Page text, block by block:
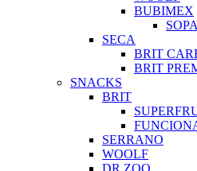
BUBIMEX
SECA
BRIT
BRIT
SNACKS
BRIT
SERRANO
WOOLF
DR.ZOO